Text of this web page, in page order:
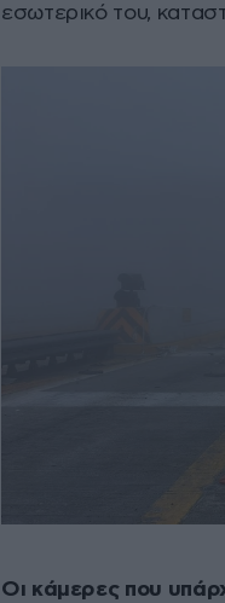
εσωτερικό του,
Οι κάμερες που